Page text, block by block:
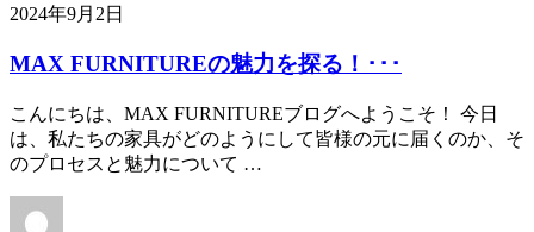
2024年9月2日
MAX FURNITUREの魅力を探る！･･･
こんにちは、MAX FURNITUREブログへようこそ！ 今日
は、私たちの家具がどのようにして皆様の元に届くのか、そ
のプロセスと魅力について …